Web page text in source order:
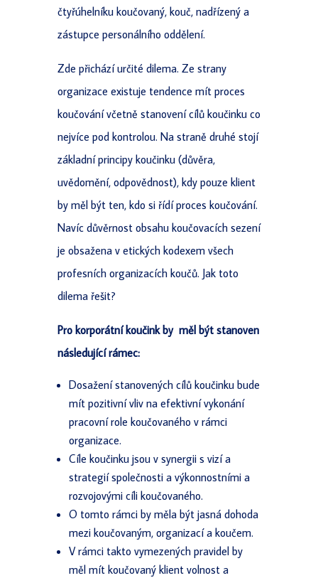
čtyřúhelníku koučovaný, kouč, nadřízený a
zástupce personálního oddělení.
Zde přichází určité dilema. Ze strany
organizace existuje tendence mít proces
koučování včetně stanovení cílů koučinku co
nejvíce pod kontrolou. Na straně druhé stojí
základní principy koučinku (důvěra,
uvědomění, odpovědnost), kdy pouze klient
by měl být ten, kdo si řídí proces koučování.
Navíc důvěrnost obsahu koučovacích sezení
je obsažena v etických kodexem všech
profesních organizacích koučů. Jak toto
dilema řešit?
Pro korporátní koučink by měl být stanoven
následující rámec:
Dosažení stanovených cílů koučinku bude
mít pozitivní vliv na efektivní vykonání
pracovní role koučovaného v rámci
organizace.
Cíle koučinku jsou v synergii s vizí a
strategií společnosti a výkonnostními a
rozvojovými cíli koučovaného.
O tomto rámci by měla být jasná dohoda
mezi koučovaným, organizací a koučem.
V rámci takto vymezených pravidel by
měl mít koučovaný klient volnost a